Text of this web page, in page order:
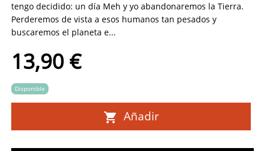
tengo decidido: un día Meh y yo abandonaremos la Tierra.
Perderemos de vista a esos humanos tan pesados y
buscaremos el planeta e...
13,90 €
Disponible
Añadir